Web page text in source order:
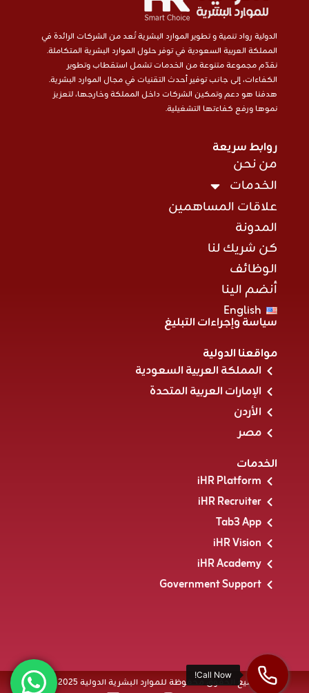
الدولية رواد تنمية و تطوير الموارد البشرية تُعد من الشركات الرائدة في
المملكة العربية السعودية في توفر حلول الموارد البشرية المتكاملة.
نقدّم مجموعة متنوعة من الخدمات تشمل استقطاب وتطوير
الكفاءات، إلى جانب توفير أحدث التقنيات في مجال الموارد البشرية.
هدفنا هو دعم وتمكين الشركات داخل المملكة وخارجها، لتعزيز
نموها ورفع كفاءتها التشغيلية.
روابط سريعة
من نحن
الخدمات
علاقات المساهمين
المدونة
كن شريك لنا
الوظائف
أنضم الينا
English
سياسة وإجراءات التبليغ
مواقعنا الدولية
المملكة العربية السعودية
الإمارات العربية المتحدة
الأردن
مصر
الخدمات
iHR Platform
iHR Recruiter
Tab3 App
iHR Vision
iHR Academy
Government Support
جميع الحقوق محفوظة للموارد البشرية الدولية 2025 ®